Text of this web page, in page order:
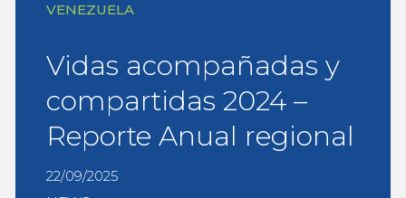
VENEZUELA
Vidas acompañadas y
compartidas 2024 –
Reporte Anual regional
22/09/2025